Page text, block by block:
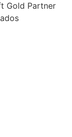
Gold Partner